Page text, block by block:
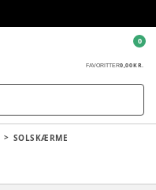
FAVORITTER0,00 KR.
0
SOLSKÆRME